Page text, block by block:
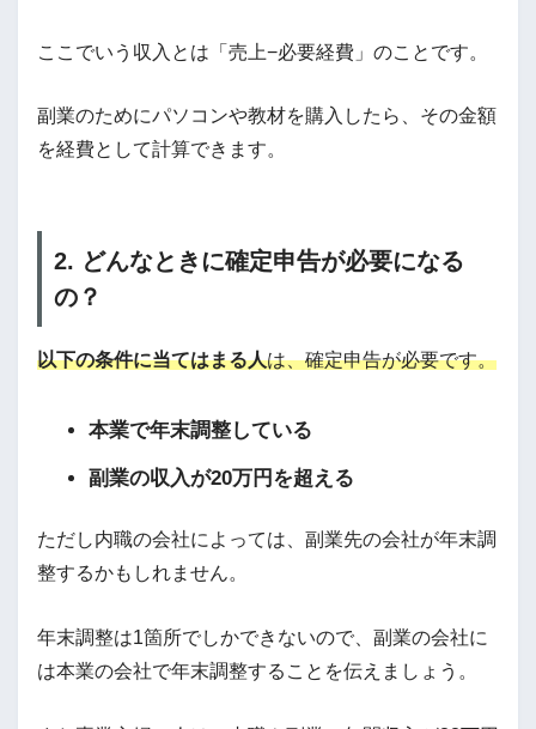
ここでいう収入とは「売上−必要経費」のことです。
副業のためにパソコンや教材を購入したら、その金額
を経費として計算できます。
2. どんなときに確定申告が必要になる
の？
以下の条件に当てはまる人は、確定申告が必要です。
本業で年末調整している
副業の収入が20万円を超える
ただし内職の会社によっては、副業先の会社が年末調
整するかもしれません。
年末調整は1箇所でしかできないので、副業の会社に
は本業の会社で年末調整することを伝えましょう。